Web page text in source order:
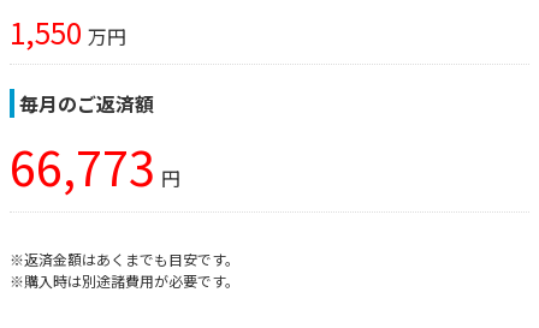
1,550 万円
毎月のご返済額
66,773 円
※返済金額はあくまでも目安です。
※購入時は別途諸費用が必要です。